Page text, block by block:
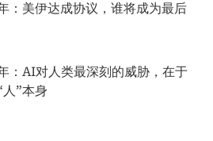
：美伊达成协议，谁将成为最后
：AI对人类最深刻的威胁，在于
”本身